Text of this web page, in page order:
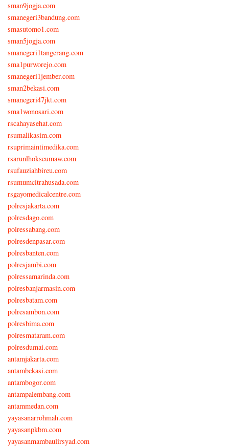
sman9jogja.com
smanegeri3bandung.com
smasutomo1.com
sman5jogja.com
smanegeri1tangerang.com
sma1purworejo.com
smanegeri1jember.com
sman2bekasi.com
smanegeri47jkt.com
sma1wonosari.com
rscahayasehat.com
rsumalikasim.com
rsuprimaintimedika.com
rsarunlhokseumaw.com
rsufauziahbireu.com
rsumumcitrahusada.com
rsgayomedicalcentre.com
polresjakarta.com
polresdago.com
polressabang.com
polresdenpasar.com
polresbanten.com
polresjambi.com
polressamarinda.com
polresbanjarmasin.com
polresbatam.com
polresambon.com
polresbima.com
polresmataram.com
polresdumai.com
antamjakarta.com
antambekasi.com
antambogor.com
antampalembang.com
antammedan.com
yayasanarrohmah.com
yayasanpkbm.com
yayasanmambaulirsyad.com